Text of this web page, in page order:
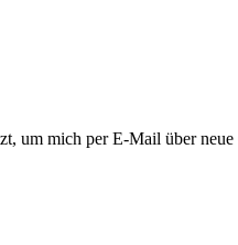
um mich per E-Mail über